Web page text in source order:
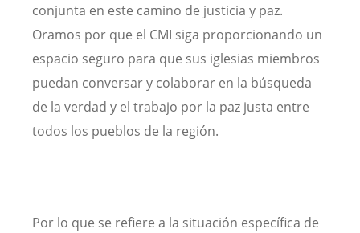
conjunta en este camino de justicia y paz.
Oramos por que el CMI siga proporcionando un
espacio seguro para que sus iglesias miembros
puedan conversar y colaborar en la búsqueda
de la verdad y el trabajo por la paz justa entre
todos los pueblos de la región.
Por lo que se refiere a la situación específica de